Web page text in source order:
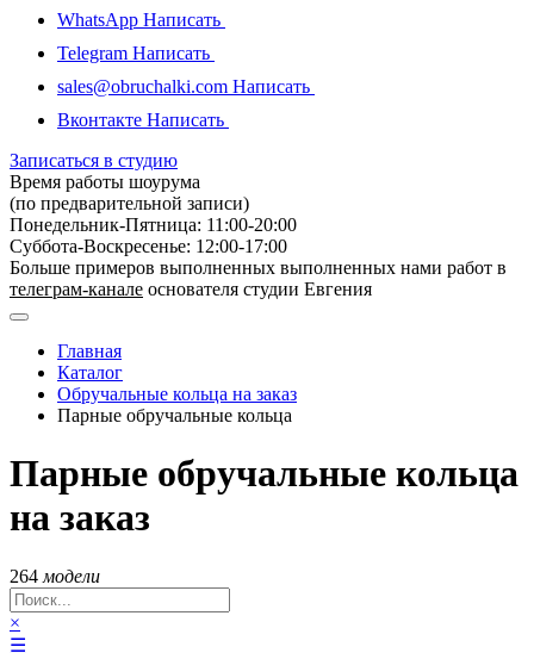
WhatsApp Написать
Telegram Написать
sales@obruchalki.com Написать
Вконтакте Написать
Записаться в студию
Время работы шоурума
(по предварительной записи)
Понедельник-Пятница: 11:00-20:00
Суббота-Bоcкресенье: 12:00-17:00
Больше примеров выполненных выполненных нами работ в
телеграм-канале основателя студии Евгения
Главная
Каталог
Обручальные кольца на заказ
Парные обручальные кольца
Парные обручальные кольца
на заказ
264 модели
×
☰